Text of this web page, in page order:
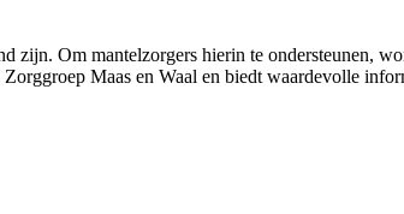
zijn. Om mantelzorgers hierin te ondersteunen,
Maas en Waal en biedt waardevolle